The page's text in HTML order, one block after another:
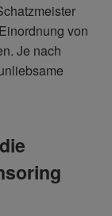
von
Je nach